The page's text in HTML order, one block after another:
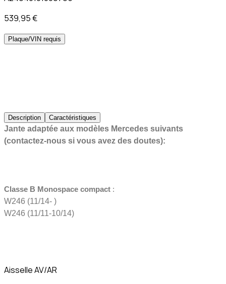
539,95 €
Plaque/VIN requis
Description Caractéristiques
Jante adaptée aux modèles Mercedes suivants
(contactez-nous si vous avez des doutes):
Classe B Monospace compact :
W246 (11/14- )
W246 (11/11-10/14)
Aisselle AV/AR